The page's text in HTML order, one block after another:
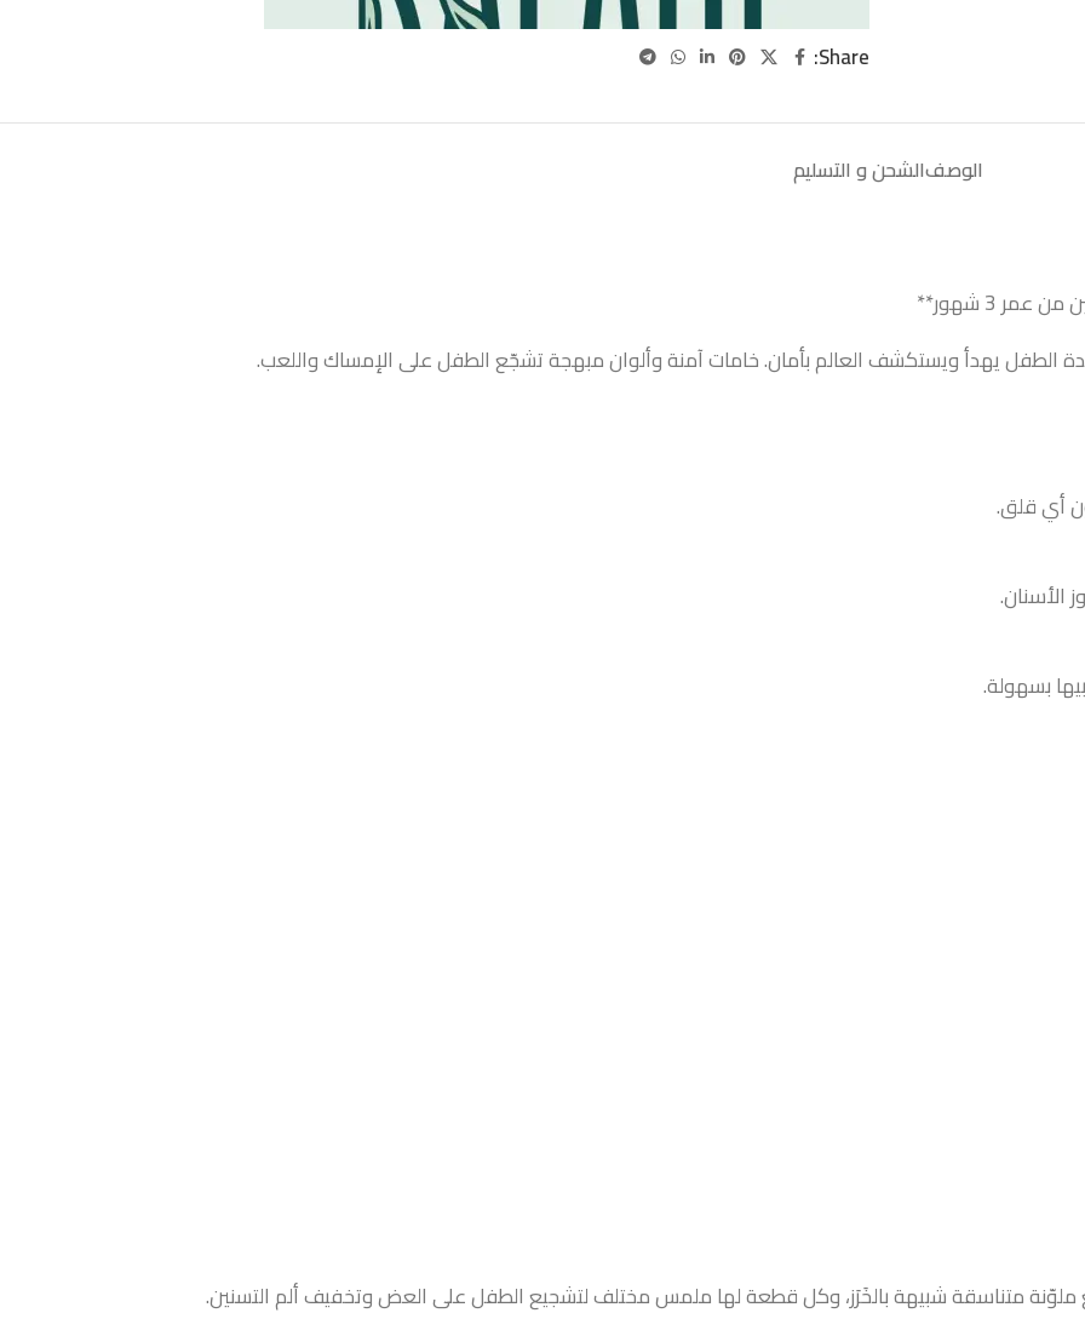
Share:
الوصفالشحن و التسليم
أي قلق.
الأسنان.
بسهولة.
متناسقة شبيهة بالخَرَز، وكل قطعة لها ملمس مختلف لتشجيع الطفل على العض وتخفيف ألم التسنين.